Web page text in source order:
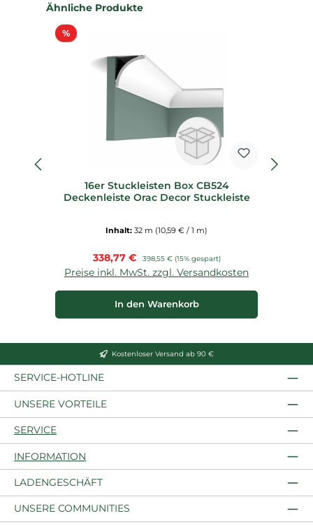
Produktgalerie überspringen
Ähnliche Produkte
%Rabatt
16er Stuckleisten Box CB524
Deckenleiste Orac Decor Stuckleiste
Inhalt: 32 m (10,59 € / 1 m)
Verkaufspreis:
338,77 € Regulärer Preis:
398,55 € (15% gespart)
Preise inkl. MwSt. zzgl. Versandkosten
In den Warenkorb
Kostenloser Versand ab 90 €
SERVICE-HOTLINE
UNSERE VORTEILE
SERVICE
INFORMATION
LADENGESCHÄFT
UNSERE COMMUNITIES